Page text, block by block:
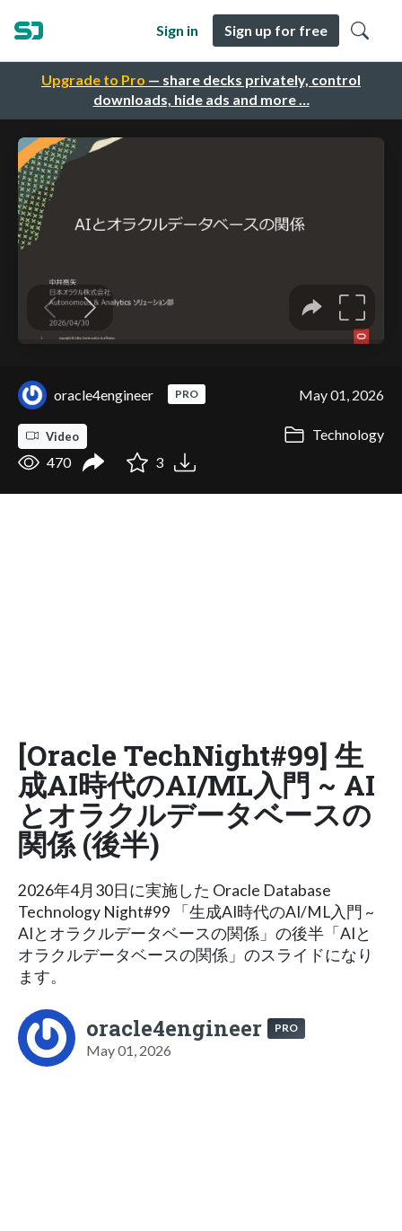
Upgrade to Pro — share decks privately, control
downloads, hide ads and more …
Sign in Sign up for free
oracle4engineer PRO May 01, 2026
Video
Technology
470
3
[Oracle TechNight#99] 生
成AI時代のAI/ML入門 ~ AI
とオラクルデータベースの
関係 (後半)
2026年4月30日に実施した Oracle Database
Technology Night#99 「生成AI時代のAI/ML入門 ~
AIとオラクルデータベースの関係」の後半「AIと
オラクルデータベースの関係」のスライドになり
ます。
oracle4engineer PRO
May 01, 2026